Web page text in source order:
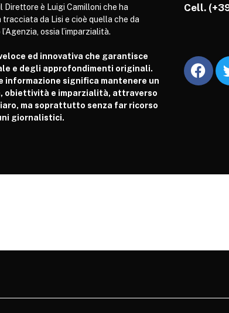
Direttore è Luigi Camilloni che ha
da Lisi e cioè quella che da
ossia l’imparzialità.
ed innovativa che garantisce
e degli approfondimenti originali.
informazione significa mantenere un
obiettività e imparzialità, attraverso
ma soprattutto senza far ricorso
giornalistici.
Cell.